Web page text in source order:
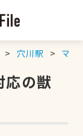
穴川駅 マイ
応の獣